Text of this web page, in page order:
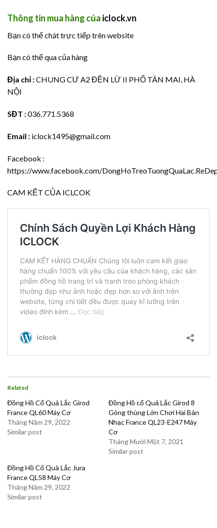
Thông tin mua hàng của iclock.vn
Bạn có thể chát trực tiếp trên website
Bạn có thể qua của hàng
Địa chỉ :CHUNG CƯ A2 ĐỀN LỪ II PHỐ TÂN MAI, HÀ
NỘI
SĐT :036.771.5368
Email : iclock1495@gmail.com
Facebook :
https://www.facebook.com/
CAM KẾT CỦA ICLCOK
Related
Đồng Hồ Cổ Quả Lắc Girod
France QL60 Máy Cơ
Tháng Năm 29, 2022
Similar post
Đồng Hồ cổ Quả Lắc Girod 8
Gông thùng Lớn Chơi Hai Bản
Nhạc France QL23-E247 Máy
Cơ
Tháng Mười Một 7, 2021
Similar post
Đồng Hồ Cổ Quả Lắc Jura
France QL58 Máy Cơ
Tháng Năm 29, 2022
Similar post